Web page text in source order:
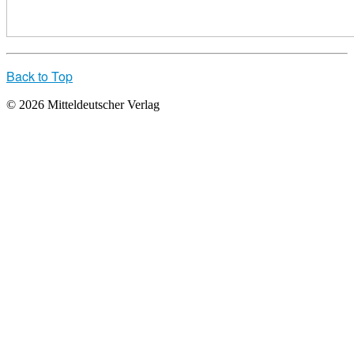
Back to Top
© 2026 Mitteldeutscher Verlag